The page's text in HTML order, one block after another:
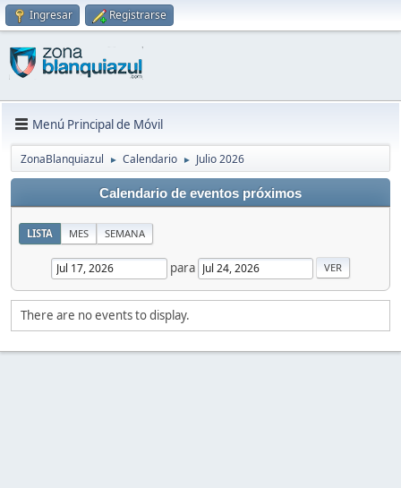
Ingresar Registrarse
Menú Principal de Móvil
ZonaBlanquiazul ► Calendario ► Julio 2026
Calendario de eventos próximos
LISTA MES SEMANA
para
There are no events to display.